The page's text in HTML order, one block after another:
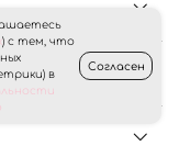
) с тем, что
в
Согласен